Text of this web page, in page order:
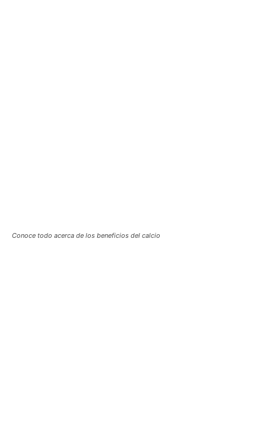
Conoce todo acerca de los beneficios del calcio